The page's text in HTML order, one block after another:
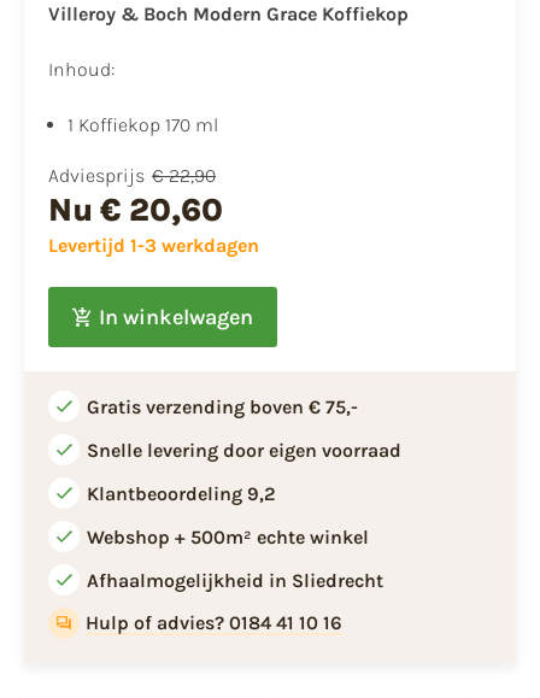
Villeroy & Boch Modern Grace Koffiekop
Inhoud:
1 Koffiekop 170 ml
Adviesprijs € 22,90
Nu € 20,60
Levertijd 1-3 werkdagen
In winkelwagen
Gratis verzending boven € 75,-
Snelle levering door eigen voorraad
Klantbeoordeling 9,2
Webshop + 500m² echte winkel
Afhaalmogelijkheid in Sliedrecht
Hulp of advies? 0184 41 10 16